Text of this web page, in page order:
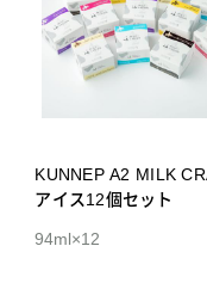
KUNNEP A2 MILK CRAFT
アイス12個セット
94ml×12